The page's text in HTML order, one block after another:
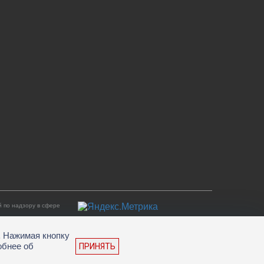
надзору в сфере
Нажимая кнопку
об
ПРИНЯТЬ